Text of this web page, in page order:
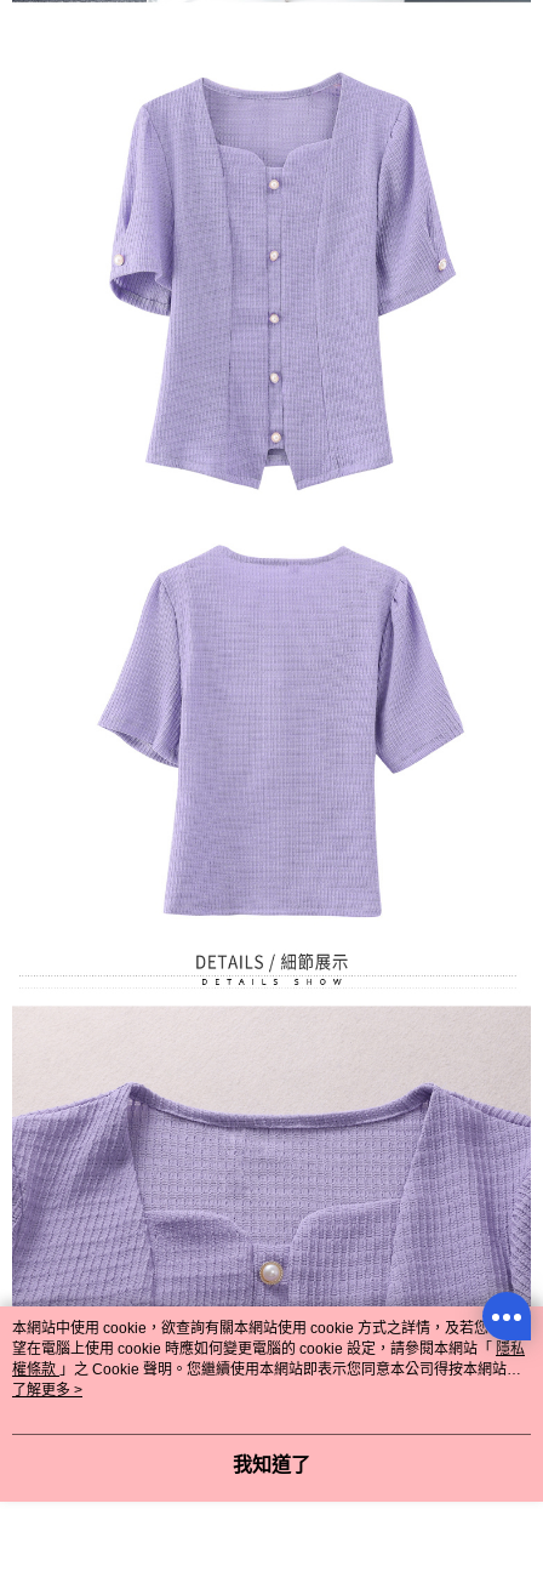
本網站中使用 cookie，欲查詢有關本網站使用 cookie 方式之詳情，及若您不希
望在電腦上使用 cookie 時應如何變更電腦的 cookie 設定，請參閱本網站「 隱私
權條款 」之 Cookie 聲明。您繼續使用本網站即表示您同意本公司得按本網站使
用條款之 Cookie 聲明使用 cookie。
了解更多 >
我知道了